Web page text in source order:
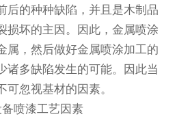
后的种种缺陷，并且是木制品
损坏的主因。因此，金属喷涂
属，然后做好金属喷涂加工的
诸多缺陷发生的可能。因此当
可忽视基材的因素。
喷漆工艺因素